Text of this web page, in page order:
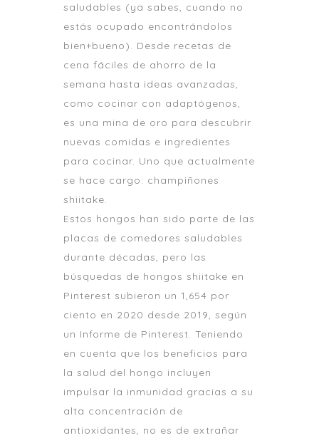
saludables (ya sabes, cuando no
estás ocupado encontrándolos
bien+bueno). Desde recetas de
cena fáciles de ahorro de la
semana hasta ideas avanzadas,
como cocinar con adaptógenos,
es una mina de oro para descubrir
nuevas comidas e ingredientes
para cocinar. Uno que actualmente
se hace cargo: champiñones
shiitake.
Estos hongos han sido parte de las
placas de comedores saludables
durante décadas, pero las
búsquedas de hongos shiitake en
Pinterest subieron un 1,654 por
ciento en 2020 desde 2019, según
un Informe de Pinterest. Teniendo
en cuenta que los beneficios para
la salud del hongo incluyen
impulsar la inmunidad gracias a su
alta concentración de
antioxidantes, no es de extrañar